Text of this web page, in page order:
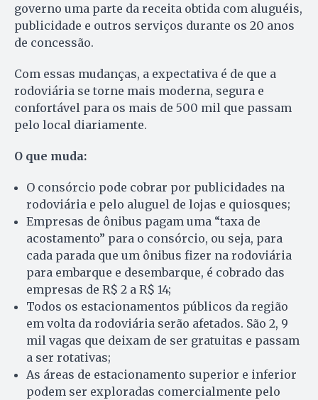
governo uma parte da receita obtida com aluguéis,
publicidade e outros serviços durante os 20 anos
de concessão.
Com essas mudanças, a expectativa é de que a
rodoviária se torne mais moderna, segura e
confortável para os mais de 500 mil que passam
pelo local diariamente.
O que muda:
O consórcio pode cobrar por publicidades na
rodoviária e pelo aluguel de lojas e quiosques;
Empresas de ônibus pagam uma “taxa de
acostamento” para o consórcio, ou seja, para
cada parada que um ônibus fizer na rodoviária
para embarque e desembarque, é cobrado das
empresas de R$ 2 a R$ 14;
Todos os estacionamentos públicos da região
em volta da rodoviária serão afetados. São 2, 9
mil vagas que deixam de ser gratuitas e passam
a ser rotativas;
As áreas de estacionamento superior e inferior
podem ser exploradas comercialmente pelo